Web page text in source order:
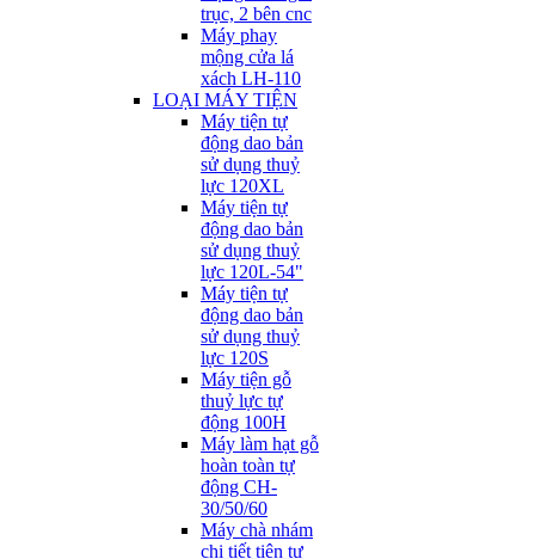
trục, 2 bên cnc
Máy phay
mộng cửa lá
xách LH-110
LOẠI MÁY TIỆN
Máy tiện tự
động dao bản
sử dụng thuỷ
lực 120XL
Máy tiện tự
động dao bản
sử dụng thuỷ
lực 120L-54"
Máy tiện tự
động dao bản
sử dụng thuỷ
lực 120S
Máy tiện gỗ
thuỷ lực tự
động 100H
Máy làm hạt gỗ
hoàn toàn tự
động CH-
30/50/60
Máy chà nhám
chi tiết tiện tự